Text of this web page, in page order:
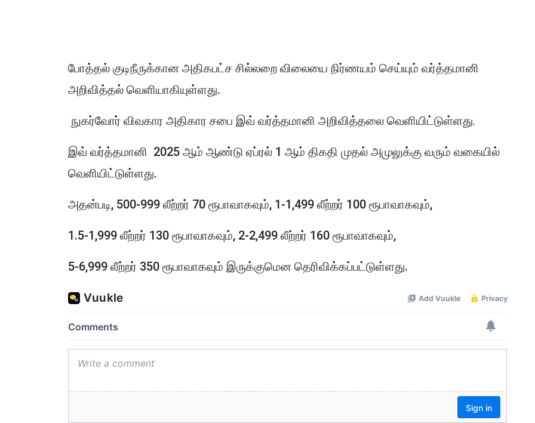
போத்தல் குடிநீருக்கான அதிகபட்ச சில்லறை விலையை நிர்ணயம் செய்யும் வர்த்தமானி
அறிவித்தல் வெளியாகியுள்ளது.
நுகர்வோர் விவகார அதிகார சபை இவ் வர்த்தமானி அறிவித்தலை வெளியிட்டுள்ளது.
இவ் வர்த்தமானி 2025 ஆம் ஆண்டு ஏப்ரல் 1 ஆம் திகதி முதல் அமுலுக்கு வரும் வகையில்
வெளியிட்டுள்ளது.
அதன்படி, 500-999 லீற்றர் 70 ரூபாவாகவும், 1-1,499 லீற்றர் 100 ரூபாவாகவும்,
1.5-1,999 லீற்றர் 130 ரூபாவாகவும், 2-2,499 லீற்றர் 160 ரூபாவாகவும்,
5-6,999 லீற்றர் 350 ரூபாவாகவும் இருக்குமென தெரிவிக்கப்பட்டுள்ளது.